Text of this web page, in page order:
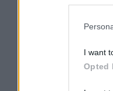
I want
Opted